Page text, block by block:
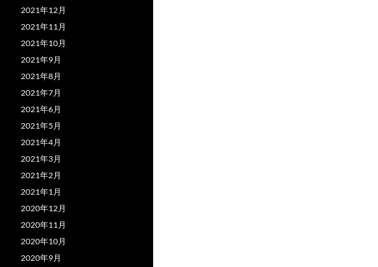
2021年12月
2021年11月
2021年10月
2021年9月
2021年8月
2021年7月
2021年6月
2021年5月
2021年4月
2021年3月
2021年2月
2021年1月
2020年12月
2020年11月
2020年10月
2020年9月